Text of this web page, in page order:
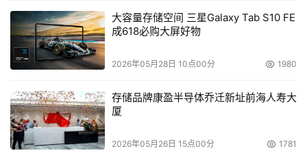
估，到2012财年末，Fujitsu(富士通)集团全球温室气体总排
放量将低于1990财年排放水平的6%。
Fujitsu(富士通)集团通过全球统一的环境管理系统，鼓励所
有的组织和员工从保护地球环境角度来思考和行动，努力提
升集团整体的环境成效;通过不断在环境经营中导入ICT，来
大容量存储空间 三星Galaxy Tab S10 FE
成618必购大屏好物
2026年05月28日 10点00分 1980
存储品牌康盈半导体乔迁新址前海人寿大
厦
2026年05月26日 15点00分 1781